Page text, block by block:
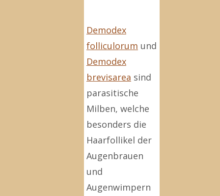
Demodex
folliculorum und
Demodex
brevisarea sind
parasitische
Milben, welche
besonders die
Haarfollikel der
Augenbrauen
und
Augenwimpern